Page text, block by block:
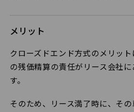
メリット
クローズドエンド方式のメリッ
の残価精算の責任がリース会社
す。
そのため、リース満了時に、そ